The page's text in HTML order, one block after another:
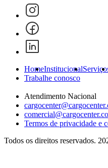
HomeInstitucional
Trabalhe conosco
Atendimento Nacional
Termos de privacidade e
Todos os direitos reservados.